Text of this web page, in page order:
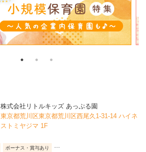
株式会社リトルキッズ あっぷる園
東京都荒川区東京都荒川区西尾久1-31-14 ハイネ
ストミヤジマ 1F
ボーナス・賞与あり